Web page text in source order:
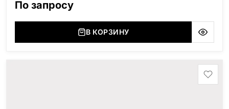
По запросу
В КОРЗИНУ